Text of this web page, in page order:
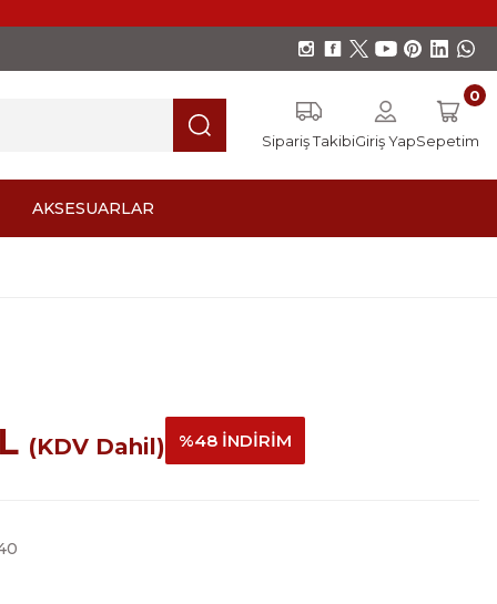
Sipariş TakibiGiriş YapSepetim
0
AKSESUARLAR
(KDV Dahil) %48 İNDİRİM